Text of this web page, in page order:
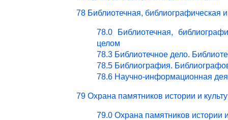
78 Библиотечная, библиографическая
78.0 Библиотечная,
целом
78.3 Библиотечное дело.
78.5 Библиография.
78.6 Научно-информационная
79 Охрана памятников истории и
79.0 Охрана памятников истории